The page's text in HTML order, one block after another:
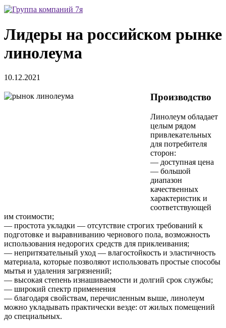
Лидеры на российском рынке
линолеума
10.12.2021
Производство
Линолеум обладает
целым рядом
привлекательных
для потребителя
сторон:
— доступная цена
— большой
диапазон
качественных
характеристик и
соответствующей
им стоимости;
— простота укладки — отсутствие строгих требований к
подготовке и выравниванию чернового пола, возможность
использования недорогих средств для приклеивания;
— непритязательный уход — влагостойкость и эластичность
материала, которые позволяют использовать простые способы
мытья и удаления загрязнений;
— высокая степень изнашиваемости и долгий срок службы;
— широкий спектр применения
— благодаря свойствам, перечисленным выше, линолеум
можно укладывать практически везде: от жилых помещений
до специальных.